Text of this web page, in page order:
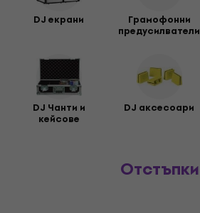
DJ екрани Грамофонни
предусилватели
DJ Чанти и
кейсове
DJ аксесоари
Отстъпки